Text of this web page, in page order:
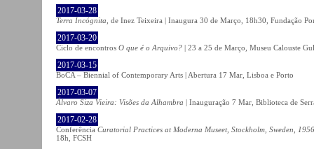
2017-03-28
Terra Incógnita , de Inez Teixeira | Inaugura 30 de Março, 18h30, Fundação
2017-03-20
Ciclo de encontros O que é o Arquivo? | 23 a 25 de Março, Museu Calouste
2017-03-15
BoCA – Biennial of Contemporary Arts | Abertura 17 Mar, Lisboa e Porto
2017-03-07
Álvaro Siza Vieira: Visões da Alhambra | Inauguração 7 Mar, Biblioteca de
2017-02-28
Conferência Curatorial Practices at Moderna Museet, Stockholm, Sweden,
18h, FCSH